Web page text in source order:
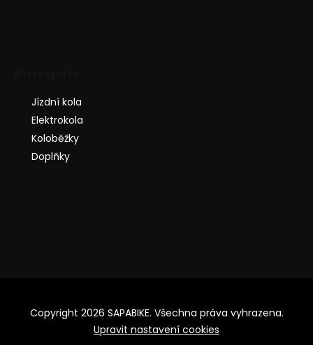
Jízdní kola
Elektrokola
Koloběžky
Doplňky
Copyright 2026 SAPABIKE. Všechna práva vyhrazena.
Upravit nastavení cookies